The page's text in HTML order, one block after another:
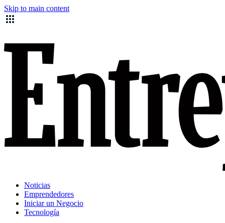
Skip to main content
Noticias
Emprendedores
Iniciar un Negocio
Tecnología